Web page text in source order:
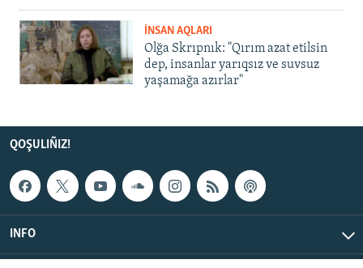
İNSAN AQLARI
Olğa Skrıpnık: "Qırım azat etilsin
dep, insanlar yarıqsız ve suvsuz
yaşamağa azırlar"
QOŞULIÑIZ!
INFO